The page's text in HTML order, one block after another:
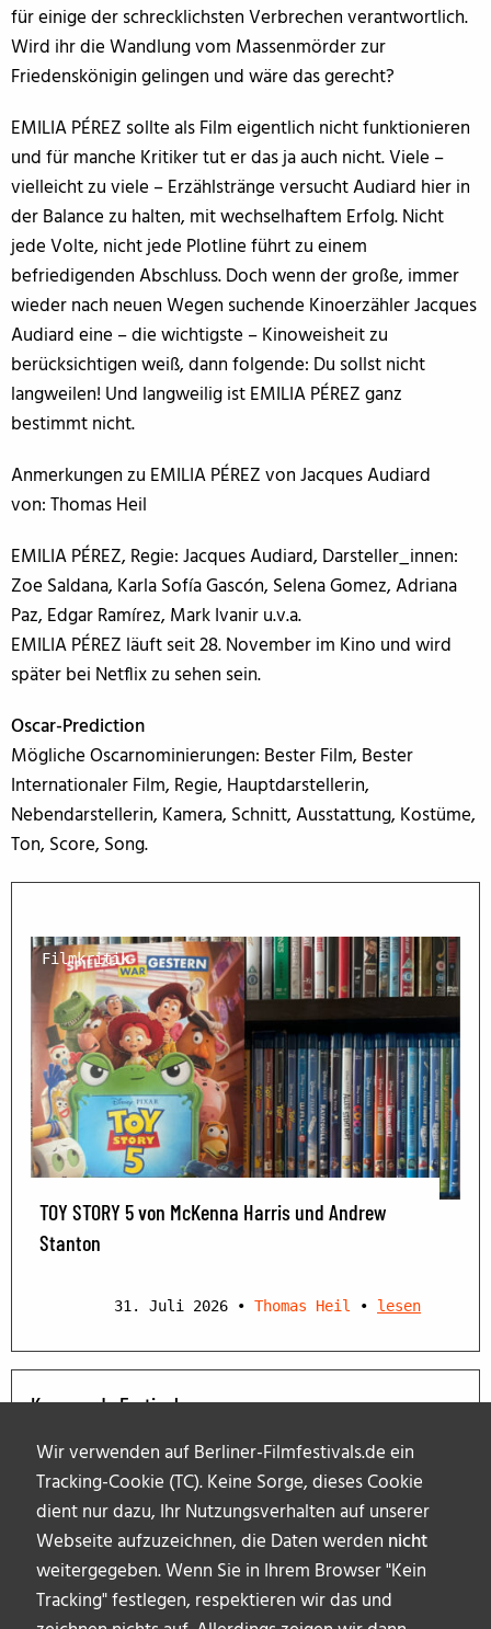
Wir verwenden auf Berliner-Filmfestivals.de ein
Tracking-Cookie (TC). Keine Sorge, dieses Cookie
dient nur dazu, Ihr Nutzungsverhalten auf unserer
Webseite aufzuzeichnen, die Daten werden nicht
weitergegeben. Wenn Sie in Ihrem Browser "Kein
Tracking" festlegen, respektieren wir das und
für einige der schrecklichsten Verbrechen verantwortlich.
Wird ihr die Wandlung vom Massenmörder zur
Friedenskönigin gelingen und wäre das gerecht?
EMILIA PÉREZ sollte als Film eigentlich nicht funktionieren
und für manche Kritiker tut er das ja auch nicht. Viele –
vielleicht zu viele – Erzählstränge versucht Audiard hier in
der Balance zu halten, mit wechselhaftem Erfolg. Nicht
jede Volte, nicht jede Plotline führt zu einem
befriedigenden Abschluss. Doch wenn der große, immer
wieder nach neuen Wegen suchende Kinoerzähler Jacques
Audiard eine – die wichtigste – Kinoweisheit zu
berücksichtigen weiß, dann folgende: Du sollst nicht
langweilen! Und langweilig ist EMILIA PÉREZ ganz
bestimmt nicht.
Anmerkungen zu EMILIA PÉREZ von Jacques Audiard
von: Thomas Heil
EMILIA PÉREZ, Regie: Jacques Audiard, Darsteller_innen:
Zoe Saldana, Karla Sofía Gascón, Selena Gomez, Adriana
Paz, Edgar Ramírez, Mark Ivanir u.v.a.
EMILIA PÉREZ läuft seit 28. November im Kino und wird
später bei Netflix zu sehen sein.
Oscar-Prediction
Mögliche Oscarnominierungen: Bester Film, Bester
Internationaler Film, Regie, Hauptdarstellerin,
Nebendarstellerin, Kamera, Schnitt, Ausstattung, Kostüme,
Ton, Score, Song.
Filmkritik
TOY STORY 5 von McKenna Harris und Andrew
Stanton
31. Juli 2026 • Thomas Heil • lesen
Kommende Festivals